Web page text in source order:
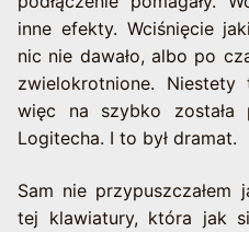
inne efekty. Wciśnięcie
nic nie dawało, albo po
zwielokrotnione.
więc na szybko została
Logitecha. I to był dramat.
Sam nie przypuszczałem
tej klawiatury, która jak